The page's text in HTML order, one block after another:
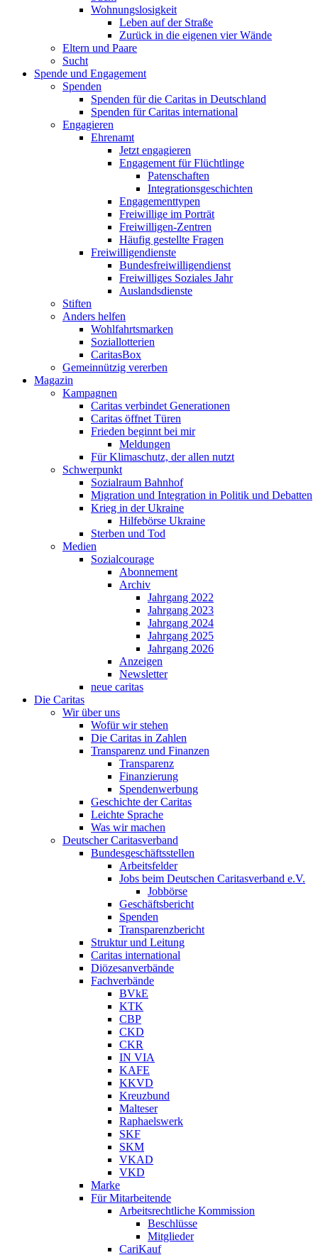
Wohnungslosigkeit
Leben auf der Straße
Zurück in die eigenen vier Wände
Eltern und Paare
Sucht
Spende und Engagement
Spenden
Spenden für die Caritas in Deutschland
Spenden für Caritas international
Engagieren
Ehrenamt
Jetzt engagieren
Engagement für Flüchtlinge
Patenschaften
Integrationsgeschichten
Engagementtypen
Freiwillige im Porträt
Freiwilligen-Zentren
Häufig gestellte Fragen
Freiwilligendienste
Bundesfreiwilligendienst
Freiwilliges Soziales Jahr
Auslandsdienste
Stiften
Anders helfen
Wohlfahrtsmarken
Soziallotterien
CaritasBox
Gemeinnützig vererben
Magazin
Kampagnen
Caritas verbindet Generationen
Caritas öffnet Türen
Frieden beginnt bei mir
Meldungen
Für Klimaschutz, der allen nutzt
Schwerpunkt
Sozialraum Bahnhof
Migration und Integration in Politik und Debatten
Krieg in der Ukraine
Hilfebörse Ukraine
Sterben und Tod
Medien
Sozialcourage
Abonnement
Archiv
Jahrgang 2022
Jahrgang 2023
Jahrgang 2024
Jahrgang 2025
Jahrgang 2026
Anzeigen
Newsletter
neue caritas
Die Caritas
Wir über uns
Wofür wir stehen
Die Caritas in Zahlen
Transparenz und Finanzen
Transparenz
Finanzierung
Spendenwerbung
Geschichte der Caritas
Leichte Sprache
Was wir machen
Deutscher Caritasverband
Bundesgeschäftsstellen
Arbeitsfelder
Jobs beim Deutschen Caritasverband e.V.
Jobbörse
Geschäftsbericht
Spenden
Transparenzbericht
Struktur und Leitung
Caritas international
Diözesanverbände
Fachverbände
BVkE
KTK
CBP
CKD
CKR
IN VIA
KAFE
KKVD
Kreuzbund
Malteser
Raphaelswerk
SKF
SKM
VKAD
VKD
Marke
Für Mitarbeitende
Arbeitsrechtliche Kommission
Beschlüsse
Mitglieder
CariKauf